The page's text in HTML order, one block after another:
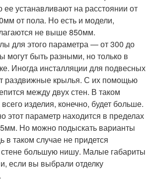
ее устанавливают на расстоянии от
от пола. Но есть и модели,
не выше 850мм.
для этого параметра — от 300 до
могут быть разными, но только в
Иногда инсталляции для подвесных
раздвижные крылья. С их помощью
между двух стен. В таком
изделия, конечно, будет больше.
этот параметр находится в пределах
Но можно подыскать варианты
таком случае не придется
большую нишу. Малые габариты
если вы выбрали отделку